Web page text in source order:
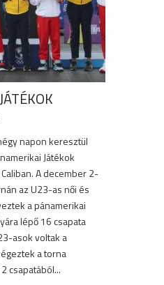
napon keresztül
Játékok
A december 2-
az U23-as női és
a pánamerikai
lépő 16 csapata
asok voltak a
a torna
csapatából...